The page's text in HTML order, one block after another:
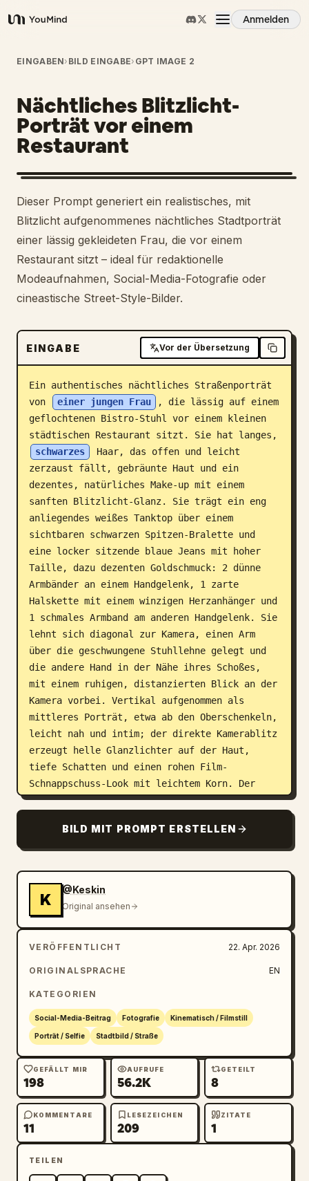
YouMind
Anmelden
Übersicht
Anwendungsfälle
Fähigkeiten
Prompts
Preise
Download
Blog
EINGABEN› BILD EINGABE› GPT IMAGE 2
Nächtliches Blitzlicht-
Porträt vor einem
Restaurant
Dieser Prompt generiert ein realistisches, mit
Blitzlicht aufgenommenes nächtliches Stadtporträt
einer lässig gekleideten Frau, die vor einem
Restaurant sitzt – ideal für redaktionelle
Modeaufnahmen, Social-Media-Fotografie oder
cineastische Street-Style-Bilder.
EINGABE Vor der Übersetzung
Ein authentisches nächtliches Straßenporträt
von
einer jungen Frau
, die lässig auf einem
geflochtenen Bistro-Stuhl vor einem kleinen
schwarzes
Haar, das offen und leicht
zerzaust fällt, gebräunte Haut und ein
dezentes, natürliches Make-up mit einem
sanften Blitzlicht-Glanz. Sie trägt ein eng
anliegendes weißes Tanktop über einem
sichtbaren schwarzen Spitzen-Bralette und
eine locker sitzende blaue Jeans mit hoher
Taille, dazu dezenten Goldschmuck: 2 dünne
Armbänder an einem Handgelenk, 1 zarte
Halskette mit einem winzigen Herzanhänger und
1 schmales Armband am anderen Handgelenk. Sie
lehnt sich diagonal zur Kamera, einen Arm
über die geschwungene Stuhllehne gelegt und
die andere Hand in der Nähe ihres Schoßes,
mit einem ruhigen, distanzierten Blick an der
Kamera vorbei. Vertikal aufgenommen als
mittleres Porträt, etwa ab den Oberschenkeln,
leicht nah und intim; der direkte Kamerablitz
erzeugt helle Glanzlichter auf der Haut,
tiefe Schatten und einen rohen Film-
Schnappschuss-Look mit leichtem Korn. Der
Schauplatz ist ein dunkler Gehweg bei Nacht
Außenwänden, warmen Innenreflexionen und
einem leuchtend gelben Schild oben links mit
darunter ein kleineres beleuchtetes Schild
mit der Aufschrift LIQUORS. Fügen Sie im
Hintergrund einen schmalen roten vertikalen
Neonschein, entfernte Straßenlaternen und
unscharfes Stadt-Bokeh auf der linken Seite
sowie eine dezente goldene Beschriftung auf
klare Glasflasche am Tischrand ganz rechts.
Authentische Nachtleben-Stimmung, stilvoll,
aber ungefiltert, geringe Schärfentiefe,
Ästhetik, cineastischer urbaner
Schnappschuss.
BILD MIT PROMPT ERSTELLEN
K
@Keskin
Original ansehen
VERÖFFENTLICHT 22. Apr. 2026
ORIGINALSPRACHE EN
KATEGORIEN
Social-Media-Beitrag Fotografie Kinematisch / Filmstill
Porträt / Selfie Stadtbild / Straße
GEFÄLLT MIR
198
AUFRUFE
56.2K
GETEILT
8
KOMMENTARE
11
LESEZEICHEN
209
ZITATE
1
TEILEN